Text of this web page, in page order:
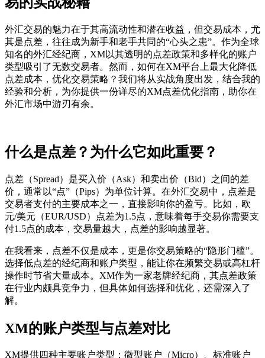
外汇交易的魅力在于其高流动性和潜在收益，但交易成本，尤
其是点差，往往成为新手和老手共同的“心头之患”。作为全球
知名的外汇经纪商，XM以其透明的点差政策和多样化的账户
类型吸引了无数交易者。然而，如何在XM平台上最大化降低
点差成本，优化交易策略？我们将从实战角度出发，结合我的
经验和分析，为你提供一份详尽的XM点差优化指南，助你在
外汇市场中游刃有余。
什么是点差？为什么它如此重要？
点差（Spread）是买入价（Ask）和卖出价（Bid）之间的差
价，通常以“点”（Pips）为单位计算。在外汇交易中，点差是
交易者支付的主要成本之一，直接影响你的盈亏。比如，欧
元/美元（EUR/USD）点差为1.5点，意味着每手交易你需要支
付1.5点的成本，交易量越大，点差的影响越显著。
在我看来，点差不仅是成本，更是你交易策略的“隐形门槛”。
选择低点差的经纪商和账户类型，能让你在频繁交易或高杠杆
操作时节省大量成本。XM作为一家老牌经纪商，其点差政策
在行业内颇具竞争力，但具体如何选择和优化，还需深入了
解。
XM的账户类型与点差对比
XM提供四种主要账户类型：微型账户（Micro）、标准账户